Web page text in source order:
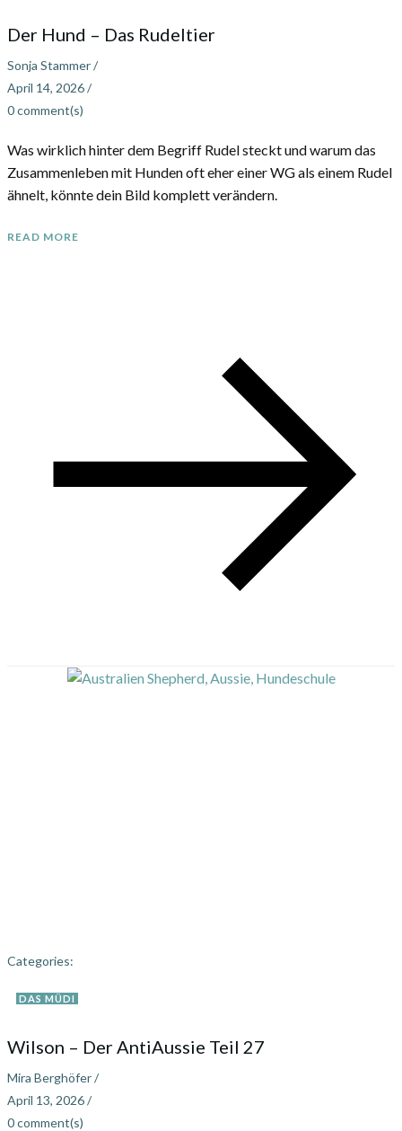
Der Hund – Das Rudeltier
Sonja Stammer/
April 14, 2026/
0comment(s)
Was wirklich hinter dem Begriff Rudel steckt und warum das
Zusammenleben mit Hunden oft eher einer WG als einem Rudel
ähnelt, könnte dein Bild komplett verändern.
READ MORE
Categories:
DAS MÜDI
Wilson – Der AntiAussie Teil 27
Mira Berghöfer/
April 13, 2026/
0comment(s)